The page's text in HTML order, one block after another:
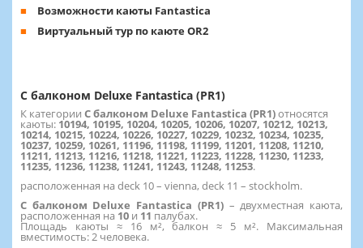
Возможности каюты Fantastica
Виртуальный тур по каюте OR2
С балконом Deluxe Fantastica (PR1)
К категории С балконом Deluxe Fantastica (PR1)относятся
каюты: 10194, 10195, 10204, 10205, 10206, 10207, 10212, 10213,
10214, 10215, 10224, 10226, 10227, 10229, 10232, 10234, 10235,
10237, 10259, 10261, 11196, 11198, 11199, 11201, 11208, 11210,
11211, 11213, 11216, 11218, 11221, 11223, 11228, 11230, 11233,
11235, 11236, 11238, 11241, 11243, 11248, 11253.
расположенная на deck 10 – vienna, deck 11 – stockholm.
С балконом Deluxe Fantastica (PR1)– двухместная каюта,
расположенная на 10 и 11 палубах.
Площадь каюты ≈ 16 м², балкон ≈ 5 м². Максимальная
вместимость: 2 человека.